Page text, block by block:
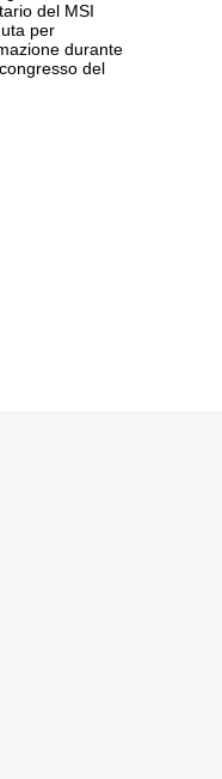
del MSI
per
durante
del